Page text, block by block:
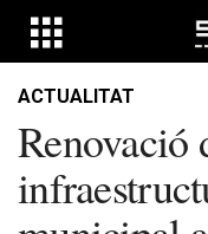
ACTUALITAT
Renovació